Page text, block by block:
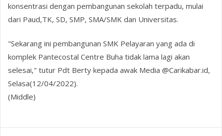
konsentrasi dengan pembangunan sekolah terpadu, mulai
dari Paud,TK, SD, SMP, SMA/SMK dan Universitas.
"Sekarang ini pembangunan SMK Pelayaran yang ada di
komplek Pantecostal Centre Buha tidak lama lagi akan
selesai," tutur Pdt Berty kepada awak Media @Carikabar.id,
Selasa(12/04/2022).
(Middle)